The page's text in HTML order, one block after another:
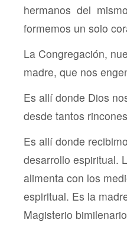
hermanos del
formemos un solo
La Congregación,
madre, que nos
Es allí donde Dios
desde tantos
Es allí donde
desarrollo espiritual.
alimenta con los
espiritual. Es la
Magisterio